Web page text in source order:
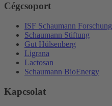
Cégcsoport
ISF Schaumann Forschung
Schaumann Stiftung
Gut Hülsenberg
Ligrana
Lactosan
Schaumann BioEnergy
Kapcsolat